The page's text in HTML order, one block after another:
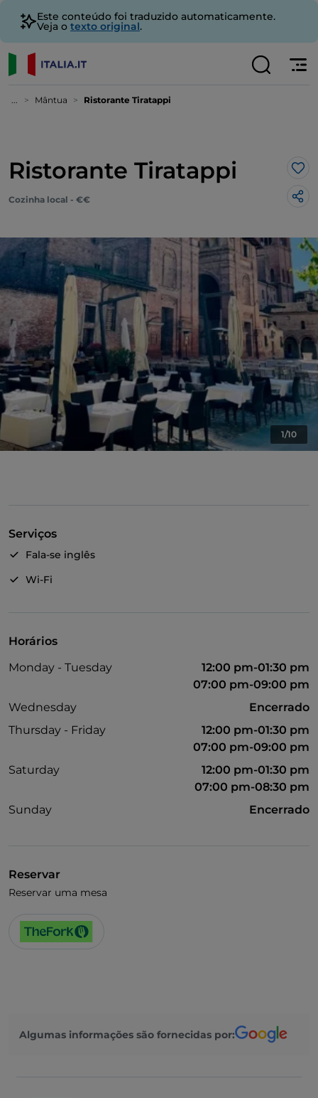
Este conteúdo foi traduzido automaticamente.
Veja o texto original.
... Mântua Ristorante Tiratappi
Ristorante Tiratappi
Cozinha local - €€
1/10
Serviços
Fala-se inglês
Wi-Fi
Horários
Monday - Tuesday
12:00 pm-01:30 pm
07:00 pm-09:00 pm
Wednesday
Encerrado
Thursday - Friday
12:00 pm-01:30 pm
07:00 pm-09:00 pm
Saturday
12:00 pm-01:30 pm
07:00 pm-08:30 pm
Sunday
Encerrado
Reservar
Reservar uma mesa
Algumas informações são fornecidas por: